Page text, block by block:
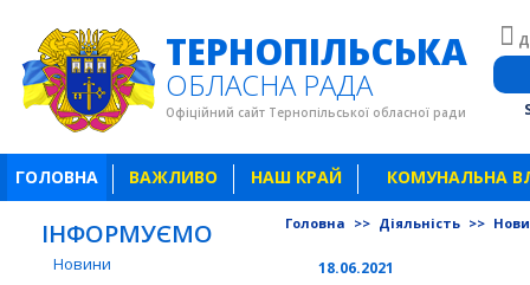
ТЕРНОПІЛЬСЬКА
ОБЛАСНА РАДА
Офіційний сайт Тернопільської обласної ради
ГОЛОВНА ВАЖЛИВО НАШ КРАЙ КОМУНАЛЬНА
ІНФОРМУЄМО
Новини
Головна >> Діяльність >>
18.06.2021